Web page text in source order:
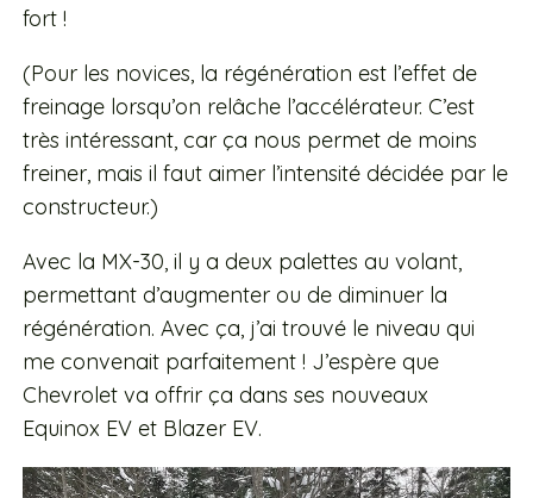
fort !
(Pour les novices, la régénération est l’effet de
freinage lorsqu’on relâche l’accélérateur. C’est
très intéressant, car ça nous permet de moins
freiner, mais il faut aimer l’intensité décidée par le
constructeur.)
Avec la MX-30, il y a deux palettes au volant,
permettant d’augmenter ou de diminuer la
régénération. Avec ça, j’ai trouvé le niveau qui
me convenait parfaitement ! J’espère que
Chevrolet va offrir ça dans ses nouveaux
Equinox EV et Blazer EV.